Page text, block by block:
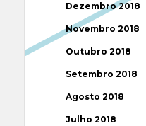
Dezembro 2018
Novembro 2018
Outubro 2018
Setembro 2018
Agosto 2018
Julho 2018